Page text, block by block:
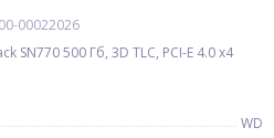
00022026
SN770 500 Гб, 3D TLC, PCI-E 4.0 x4
WD